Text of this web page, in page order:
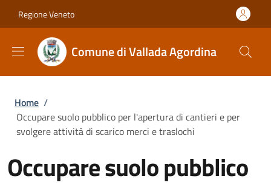
Regione Veneto
Comune di Vallada Agordina
Briciole di pane
Home /
Occupare suolo pubblico per l'apertura di cantieri e per
svolgere attività di scarico merci e traslochi
Occupare suolo pubblico